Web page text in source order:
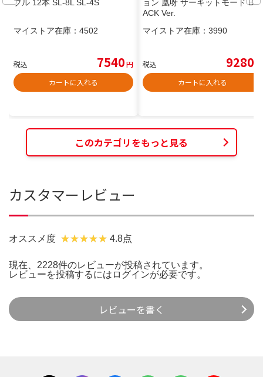
ブル 12本 SL-8L SL-4S
マイストア在庫： 4502
税込 7540円
カートに入れる
ョン 凰呀 サーキットモード BL
ACK Ver.
マイストア在庫： 3990
税込 9280
カートに入れる
このカテゴリをもっと見る
カスタマーレビュー
オススメ度 4.8点
現在、2228件のレビューが投稿されています。
レビューを投稿するには ログインが必要です。
レビューを書く